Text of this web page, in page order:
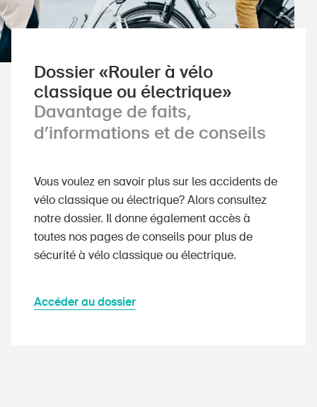
Dossier «Rouler à vélo
classique ou électrique»
Davantage de faits,
d’informations et de conseils
Vous voulez en savoir plus sur les accidents de
vélo classique ou électrique? Alors consultez
notre dossier. Il donne également accès à
toutes nos pages de conseils pour plus de
sécurité à vélo classique ou électrique.
Accéder au dossier